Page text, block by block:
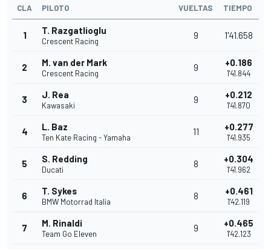
CLA PILOTO VUELTAS TIEMPO
1 T. Razgatlioglu
Crescent Racing
9 1'41.658
2 M. van der Mark
Crescent Racing
9 +0.186
1'41.844
3 J. Rea
Kawasaki
9 +0.212
1'41.870
4 L. Baz
Ten Kate Racing - Yamaha
11 +0.277
1'41.935
5 S. Redding
Ducati
8 +0.304
1'41.962
6 T. Sykes
BMW Motorrad Italia
8 +0.461
1'42.119
7 M. Rinaldi
Team Go Eleven
9 +0.465
1'42.123